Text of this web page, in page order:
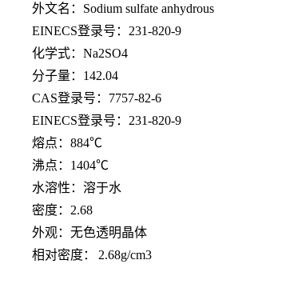
外文名：Sodium sulfate anhydrous
EINECS登录号：231-820-9
化学式： Na2SO4
分子量： 142.04
CAS登录号：7757-82-6
EINECS登录号：231-820-9
熔点： 884℃
沸点： 1404℃
水溶性：溶于水
密度： 2.68
外观：无色透明晶体
相对密度：
2.68g/cm3